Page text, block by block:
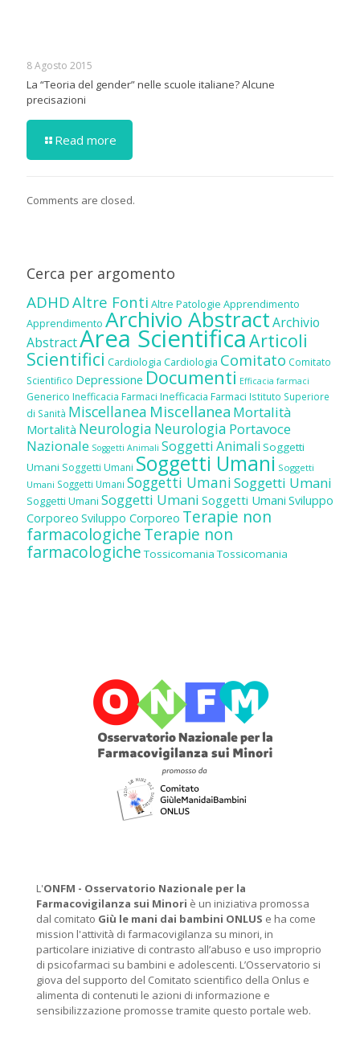
8 Agosto 2015
La “Teoria del gender” nelle scuole italiane? Alcune
precisazioni
Read more
Comments are closed.
Cerca per argomento
ADHDAltre Fonti Altre Patologie Apprendimento
Apprendimento Archivio AbstractArchivio
AbstractArea ScientificaArticoli
Scientifici Cardiologia Cardiologia Comitato Comitato
Scientifico Depressione Documenti Efficacia farmaci
Generico Inefficacia Farmaci Inefficacia Farmaci Istituto Superiore
di Sanità Miscellanea Miscellanea Mortalità
Mortalità Neurologia Neurologia Portavoce
Nazionale Soggetti Animali Soggetti Animali Soggetti
Umani Soggetti Umani Soggetti Umani Soggetti
Umani Soggetti Umani Soggetti UmaniSoggetti Umani
Soggetti Umani Soggetti Umani Soggetti Umani Sviluppo
Corporeo Sviluppo Corporeo Terapie non
farmacologicheTerapie non
farmacologiche Tossicomania Tossicomania
L'ONFM - Osservatorio Nazionale per la
Farmacovigilanza sui Minori è un iniziativa promossa
dal comitato Giù le mani dai bambini ONLUS e ha come
mission l'attività di farmacovigilanza su minori, in
particolare iniziative di contrasto all’abuso e uso improprio
di psicofarmaci su bambini e adolescenti. L’Osservatorio si
giova del supporto del Comitato scientifico della Onlus e
alimenta di contenuti le azioni di informazione e
sensibilizzazione promosse tramite questo portale web.